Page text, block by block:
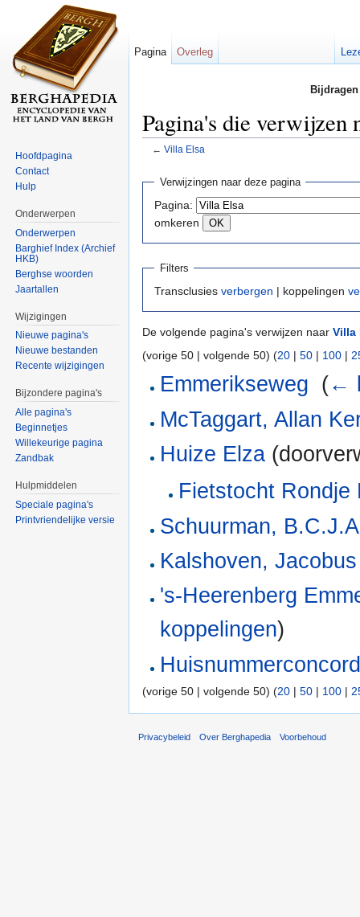
Pagina's die
← Villa Elsa
Verwijzingen naar deze pagina
Pagina:
omkeren
Filters
Transclusies verbergen | koppelingen
De volgende pagina's verwijzen naar Villa
(vorige 50 | volgende 50) (20 | 50 | 100 |
Emmerikseweg (←
McTaggart, Allan
Huize Elza
Fietstocht Rondje
Schuurman, B.C.J.A
Kalshoven,
's-Heerenberg
koppelingen)
(vorige 50 | volgende 50) (20 | 50 | 100 |
Pagina Overleg
Hoofdpagina
Contact
Hulp
Onderwerpen
Onderwerpen
Barghief Index (Archief
HKB)
Berghse woorden
Jaartallen
Wijzigingen
Nieuwe pagina's
Nieuwe bestanden
Recente wijzigingen
Bijzondere pagina's
Alle pagina's
Beginnetjes
Willekeurige pagina
Zandbak
Hulpmiddelen
Speciale pagina's
Printvriendelijke versie
Privacybeleid Over Berghapedia Voorbehoud